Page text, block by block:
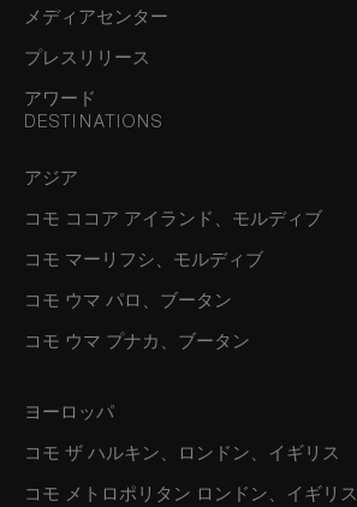
メディアセンター
プレスリリース
アワード
DESTINATIONS
アジア
コモ ココア アイランド、モルディブ
コモ マーリフシ、モルディブ
コモ ウマ パロ、ブータン
コモ ウマ プナカ、ブータン
ヨーロッパ
コモ ザ ハルキン、ロンドン、イギリス
コモ メトロポリタン ロンドン、イギリス